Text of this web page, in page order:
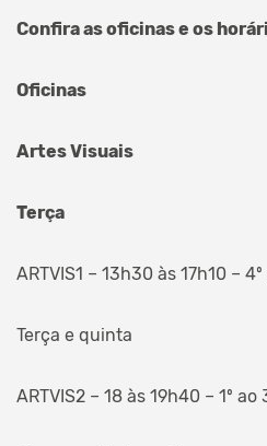
Confira as oficinas e os
Oficinas
Artes Visuais
Terça
ARTVIS1 – 13h30 às 17h10 –
Terça e quinta
ARTVIS2 – 18 às 19h40 – 1º ao